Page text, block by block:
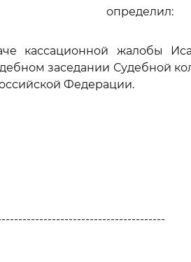
определил:
кассационной жалобы
заседании Судебной
Федерации.